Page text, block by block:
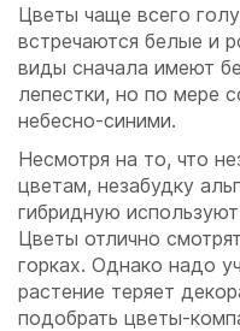
Цветы чаще всего
встречаются белые и
виды сначала имеют
лепестки, но по мере
небесно-синими.
Несмотря на то, что
цветам, незабудку
гибридную
Цветы отлично
горках. Однако надо
растение теряет
подобрать цветы-